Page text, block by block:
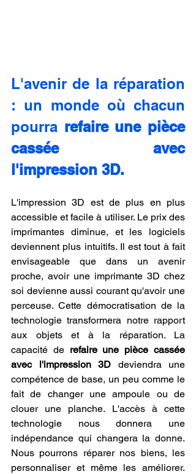
L'avenir de la réparation
: un monde où chacun
pourra refaire une pièce
cassée avec
l'impression 3D.
L'impression 3D est de plus en plus
accessible et facile à utiliser. Le prix des
imprimantes diminue, et les logiciels
deviennent plus intuitifs. Il est tout à fait
envisageable que dans un avenir
proche, avoir une imprimante 3D chez
soi devienne aussi courant qu'avoir une
perceuse. Cette démocratisation de la
technologie transformera notre rapport
aux objets et à la réparation. La
capacité de refaire une pièce cassée
avec l'impression 3D deviendra une
compétence de base, un peu comme le
fait de changer une ampoule ou de
clouer une planche. L'accès à cette
technologie nous donnera une
indépendance qui changera la donne.
Nous pourrons réparer nos biens, les
personnaliser et même les améliorer.